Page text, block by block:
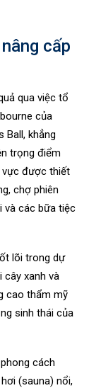
cấp
qua việc tổ
của
Ball, khẳng
trọng điểm
vực được thiết
chợ phiên
và các bữa tiệc
lõi trong dự
cây xanh và
cao thẩm mỹ
sinh thái của
cách
(sauna) nổi,